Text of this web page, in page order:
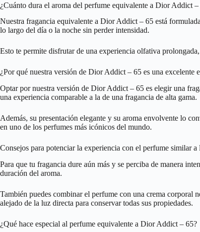
¿Cuánto dura el aroma del perfume equivalente a Dior Addict –
Nuestra fragancia equivalente a Dior Addict – 65 está
lo largo del día o la noche sin perder intensidad.
Esto te permite disfrutar de una experiencia olfativa
¿Por qué nuestra versión de Dior Addict – 65 es una excelente
Optar por nuestra versión de Dior Addict – 65 es elegir una
una experiencia comparable a la de una fragancia de alta gama.
Además, su presentación elegante y su aroma envolvente lo
en uno de los perfumes más icónicos del mundo.
Consejos para potenciar la experiencia con el perfume similar
Para que tu fragancia dure aún más y se perciba de manera
duración del aroma.
También puedes combinar el perfume con una crema corporal
alejado de la luz directa para conservar todas sus propiedades.
¿Qué hace especial al perfume equivalente a Dior Addict – 65?